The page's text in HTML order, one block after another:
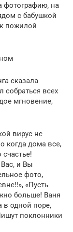
фотографию, на
с бабушкой
пожилой
сказала
собраться всех
мгновение,
вирус не
когда дома все,
и Вы
фото,
«Пусть
больше! Ваня
в одной поре,
поклонники